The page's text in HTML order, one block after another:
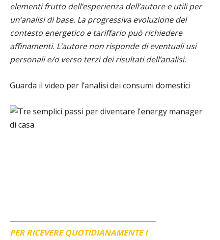
elementi frutto dell’esperienza dell’autore e utili per
un’analisi di base. La progressiva evoluzione del
contesto energetico e tariffario può richiedere
affinamenti. L’autore non risponde di eventuali usi
personali e/o verso terzi dei risultati dell’analisi.
Guarda il video per l’analisi dei consumi domestici
PER RICEVERE QUOTIDIANAMENTE I